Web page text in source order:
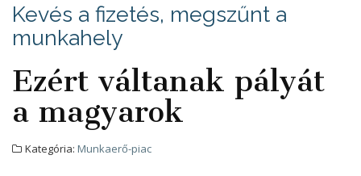
Kevés a fizetés, megszűnt a
munkahely
Ezért váltanak pályát
a magyarok
Kategória: Munkaerő-piac